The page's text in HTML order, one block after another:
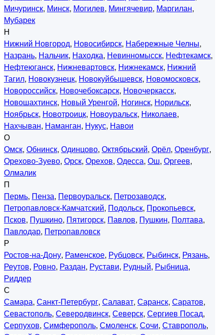
Мичуринск, Минск, Могилев, Мингячевир, Маргилан,
Мубарек
Н
Нижний Новгород, Новосибирск, Набережные Челны,
Назрань, Нальчик, Находка, Невинномысск, Нефтекамск,
Нефтеюганск, Нижневартовск, Нижнекамск, Нижний
Тагил, Новокузнецк, Новокуйбышевск, Новомосковск,
Новороссийск, Новочебоксарск, Новочеркасск,
Новошахтинск, Новый Уренгой, Ногинск, Норильск,
Ноябрьск, Новотроицк, Новоуральск, Николаев,
Нахчыван, Наманган, Нукус, Навои
О
Омск, Обнинск, Одинцово, Октябрьский, Орёл, Оренбург,
Орехово-Зуево, Орск, Орехов, Одесса, Ош, Оргеев,
Олмалик
П
Пермь, Пенза, Первоуральск, Петрозаводск,
Петропавловск-Камчатский, Подольск, Прокопьевск,
Псков, Пушкино, Пятигорск, Павлов, Пушкин, Полтава,
Павлодар, Петропавловск
Р
Ростов-на-Дону, Раменское, Рубцовск, Рыбинск, Рязань,
Реутов, Ровно, Раздан, Рустави, Рудный, Рыбница,
Риддер
С
Самара, Санкт-Петербург, Салават, Саранск, Саратов,
Севастополь, Северодвинск, Северск, Сергиев Посад,
Серпухов, Симферополь, Смоленск, Сочи, Ставрополь,